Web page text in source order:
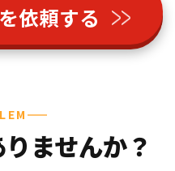
依頼する
ませんか？